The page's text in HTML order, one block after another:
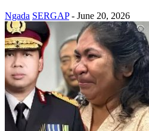
Ngada SERGAP - June 20, 2026